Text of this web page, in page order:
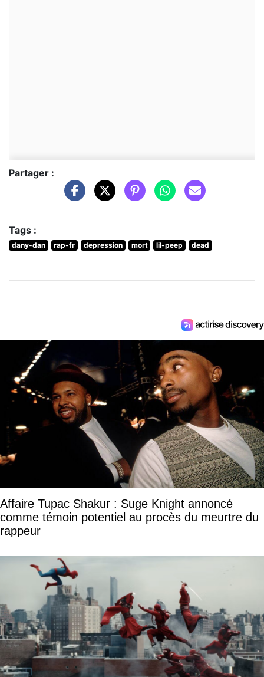
Partager :
Tags :
dany-dan rap-fr depression mort lil-peep dead
Affaire Tupac Shakur : Suge Knight annoncé
comme témoin potentiel au procès du meurtre du
rappeur